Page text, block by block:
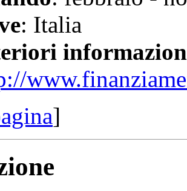
: Italia
]